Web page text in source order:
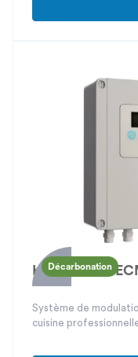
Décarbonation
Kwixo Multi
Système de
cuisine